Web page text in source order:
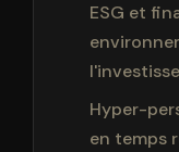
ESG et
Hyper-
en temps